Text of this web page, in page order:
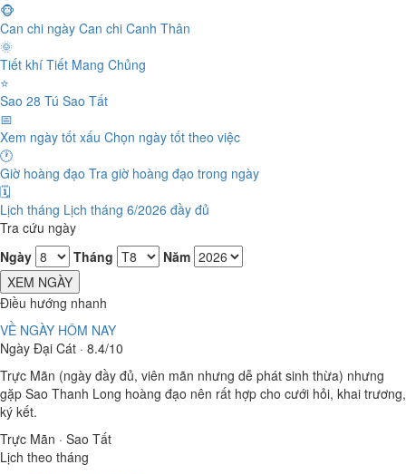
🐵
Can chi ngày Can chi Canh Thân
🌞
Tiết khí Tiết Mang Chủng
⭐
Sao 28 Tú Sao Tất
📅
Xem ngày tốt xấu Chọn ngày tốt theo việc
🕐
Giờ hoàng đạo Tra giờ hoàng đạo trong ngày
🗓️
Lịch tháng Lịch tháng 6/2026 đầy đủ
Tra cứu ngày
Ngày
Tháng
Năm
XEM NGÀY
Điều hướng nhanh
VỀ NGÀY HÔM NAY
Ngày Đại Cát · 8.4/10
Trực Mãn (ngày đầy đủ, viên mãn nhưng dễ phát sinh thừa) nhưng
gặp Sao Thanh Long hoàng đạo nên rất hợp cho cưới hỏi, khai trương,
ký kết.
Trực Mãn · Sao Tất
Lịch theo tháng